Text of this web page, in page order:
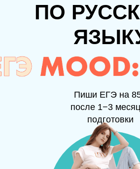
ПО
Пиши ЕГЭ на
после 1−3
подготовки